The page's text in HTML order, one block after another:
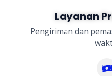
Layanan
Pengiriman dan